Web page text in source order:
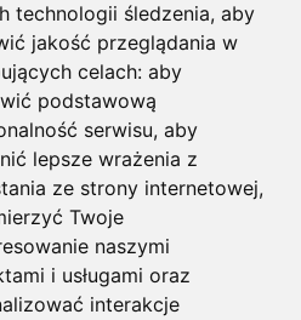
technologii śledzenia, aby
jakość przeglądania w
celach: aby
podstawową
serwisu, aby
lepsze wrażenia z
ze strony internetowej,
Twoje
naszymi
i usługami oraz
interakcje
Spa & Wellness Resort.
Design:REBORN